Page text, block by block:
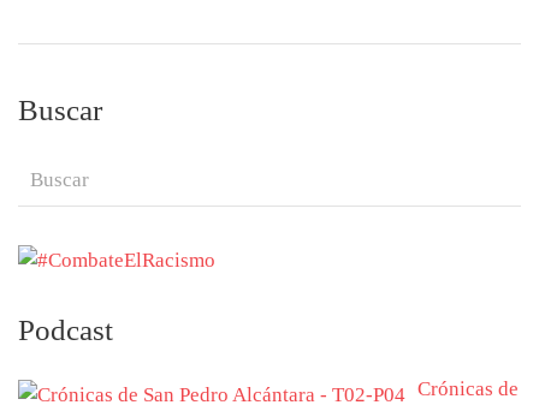
Buscar
Podcast
Crónicas de